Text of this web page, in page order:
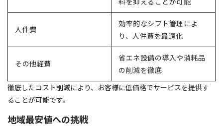
人件費
効率的なシフト管理によ
り、人件費を最適化
その他経費
省エネ設備の導入や消耗品
の削減を徹底
徹底したコスト削減により、お客様に低価格でサービスを提供す
ることが可能です。
地域最安値への挑戦